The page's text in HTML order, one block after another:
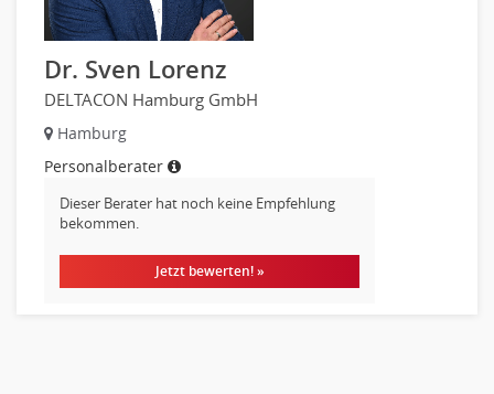
Mergers & Acquisitions
Privatkundengeschäft
Mathematik, Produkt, Statistik
Versicherung: Sachbearbeitung
Zahlungsverkehr
Ausbilder
Berufsschule
Erwachsenenbildung
Erzieher
Kindergarten, KiTa, Vorschule
Dr. Sven Lorenz
DELTACON Hamburg GmbH
Hamburg
Personalberater
Dieser Berater hat noch keine Empfehlung
bekommen.
Jetzt bewerten! »